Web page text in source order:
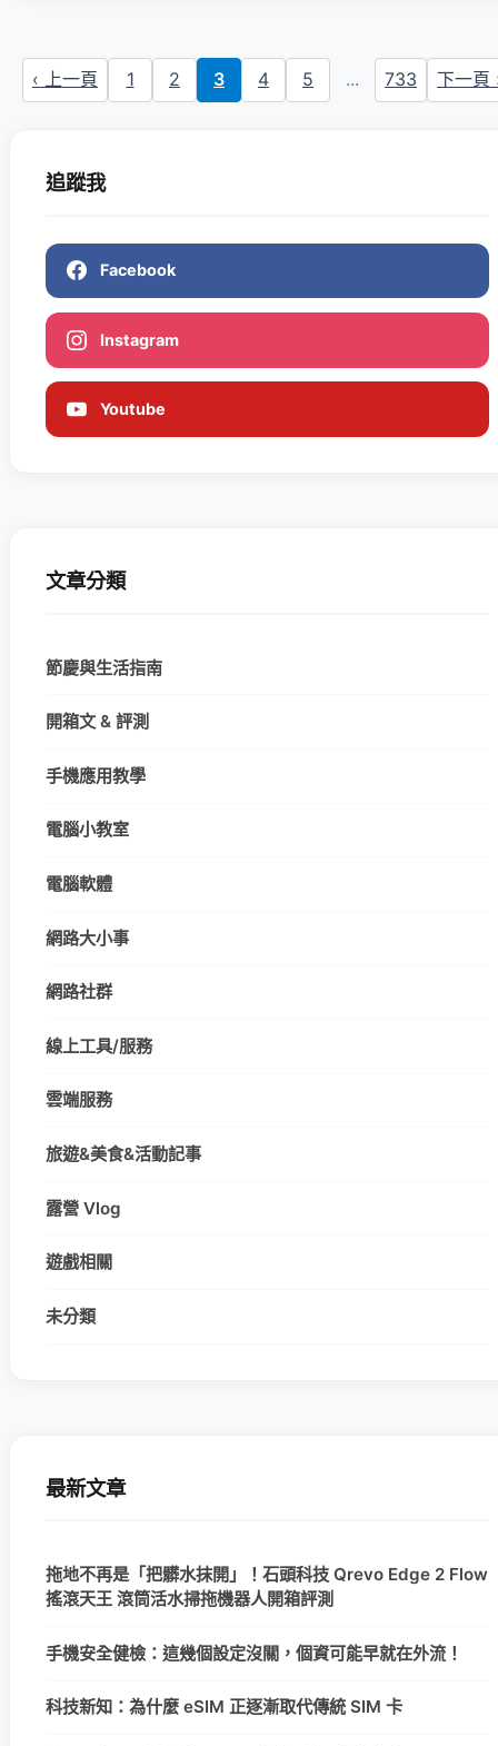
‹ 上一頁 1 2 3 4 5 ... 733 下一頁
追蹤我
Facebook
Instagram
Youtube
文章分類
節慶與生活指南
開箱文 & 評測
手機應用教學
電腦小教室
電腦軟體
網路大小事
網路社群
線上工具/服務
雲端服務
旅遊&美食&活動記事
露營 Vlog
遊戲相關
未分類
最新文章
拖地不再是「把髒水抹開」！石頭科技 Qrevo Edge 2 Flow
搖滾天王 滾筒活水掃拖機器人開箱評測
手機安全健檢：這幾個設定沒關，個資可能早就在外流！
科技新知：為什麼 eSIM 正逐漸取代傳統 SIM 卡